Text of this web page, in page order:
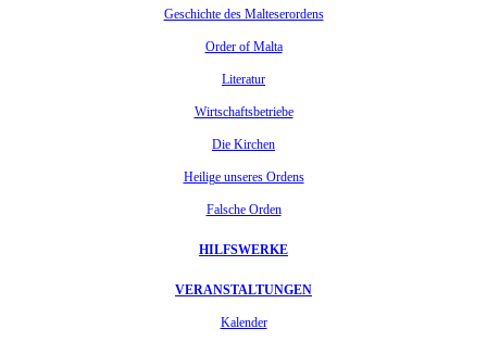
Geschichte des Malteserordens
Order of Malta
Literatur
Wirtschaftsbetriebe
Die Kirchen
Heilige unseres Ordens
Falsche Orden
HILFSWERKE
VERANSTALTUNGEN
Kalender